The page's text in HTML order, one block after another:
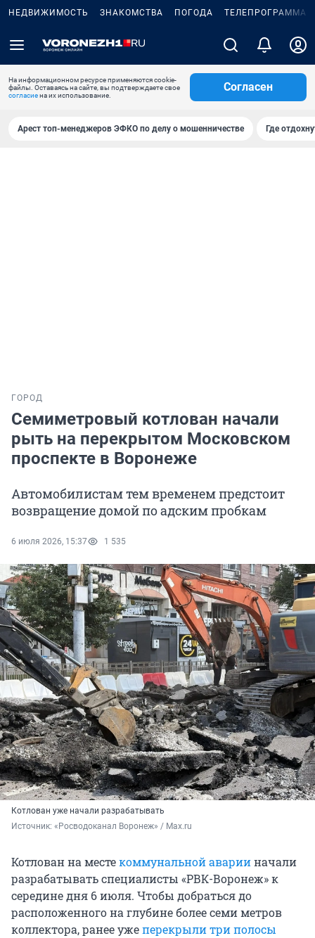
НЕДВИЖИМОСТЬ ЗНАКОМСТВА ПОГОДА ТЕЛЕПРОГРАММА
На информационном ресурсе применяются cookie-
файлы. Оставаясь на сайте, вы подтверждаете свое
согласиена их использование.
Согласен
Арест топ-менеджеров ЭФКО по делу о мошенничестве Где
ГОРОД
Семиметровый котлован начали
рыть на перекрытом Московском
проспекте в Воронеже
Автомобилистам тем временем предстоит
возвращение домой по адским пробкам
6 июля 2026, 15:37 1 535
Котлован уже начали разрабатывать
Источник: «Росводоканал Воронеж» / Max.ru
Котлован на местекоммунальной аварииначали
разрабатывать специалисты «РВК-Воронеж» к
середине дня 6 июля. Чтобы добраться до
расположенного на глубине более семи метров
коллектора, ранее ужеперекрыли три полосы